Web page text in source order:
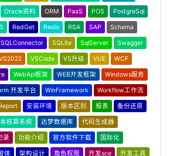
Oracle资料 ORM PaaS POS PostgreSql
RedGet Redis RSA SAP Schema
SQLConnector SQLite SqlServer Swagger
VSCode VS升级 VUE WCF
WebApi框架 WEB开发框架 Windows服务
开发平台 WinFramework Workflow工作流
安装环境 版本区别 报表 备份还原
核算系统 达梦数据库 代码生成器
录 功能介绍 官方软件下载 国际化
体 架构设计 角色权限 开发sce 开发工具